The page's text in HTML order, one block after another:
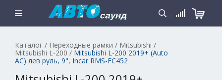
Каталог / Переходные рамки / Mitsubishi /
Mitsubishi L-200 / Mitsubishi L-200 2019+ (Auto
AC) лев руль, 9", Incar RMS-FC452